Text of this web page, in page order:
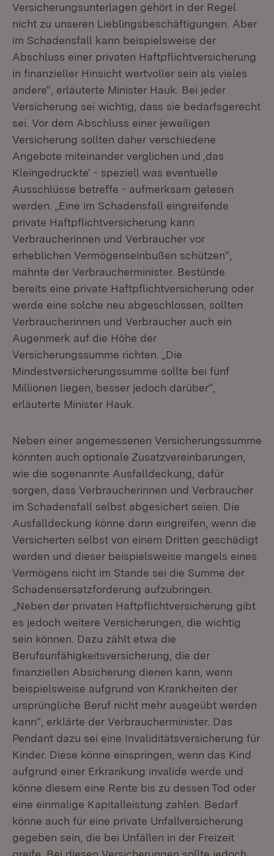
Versicherungsunterlagen gehört in der Regel
nicht zu unseren Lieblingsbeschäftigungen. Aber
im Schadensfall kann beispielsweise der
Abschluss einer privaten Haftpflichtversicherung
in finanzieller Hinsicht wertvoller sein als vieles
andere“, erläuterte Minister Hauk. Bei jeder
Versicherung sei wichtig, dass sie bedarfsgerecht
sei. Vor dem Abschluss einer jeweiligen
Versicherung sollten daher verschiedene
Angebote miteinander verglichen und ‚das
Kleingedruckte‘ - speziell was eventuelle
Ausschlüsse betreffe - aufmerksam gelesen
werden. „Eine im Schadensfall eingreifende
private Haftpflichtversicherung kann
Verbraucherinnen und Verbraucher vor
erheblichen Vermögenseinbußen schützen“,
mahnte der Verbraucherminister. Bestünde
bereits eine private Haftpflichtversicherung oder
werde eine solche neu abgeschlossen, sollten
Verbraucherinnen und Verbraucher auch ein
Augenmerk auf die Höhe der
Versicherungssumme richten. „Die
Mindestversicherungssumme sollte bei fünf
Millionen liegen, besser jedoch darüber“,
erläuterte Minister Hauk.
Neben einer angemessenen Versicherungssumme
könnten auch optionale Zusatzvereinbarungen,
wie die sogenannte Ausfalldeckung, dafür
sorgen, dass Verbraucherinnen und Verbraucher
im Schadensfall selbst abgesichert seien. Die
Ausfalldeckung könne dann eingreifen, wenn die
Versicherten selbst von einem Dritten geschädigt
werden und dieser beispielsweise mangels eines
Vermögens nicht im Stande sei die Summe der
Schadensersatzforderung aufzubringen.
„Neben der privaten Haftpflichtversicherung gibt
es jedoch weitere Versicherungen, die wichtig
sein können. Dazu zählt etwa die
Berufsunfähigkeitsversicherung, die der
finanziellen Absicherung dienen kann, wenn
beispielsweise aufgrund von Krankheiten der
ursprüngliche Beruf nicht mehr ausgeübt werden
kann“, erklärte der Verbraucherminister. Das
Pendant dazu sei eine Invaliditätsversicherung für
Kinder. Diese könne einspringen, wenn das Kind
aufgrund einer Erkrankung invalide werde und
könne diesem eine Rente bis zu dessen Tod oder
eine einmalige Kapitalleistung zahlen. Bedarf
könne auch für eine private Unfallversicherung
gegeben sein, die bei Unfällen in der Freizeit